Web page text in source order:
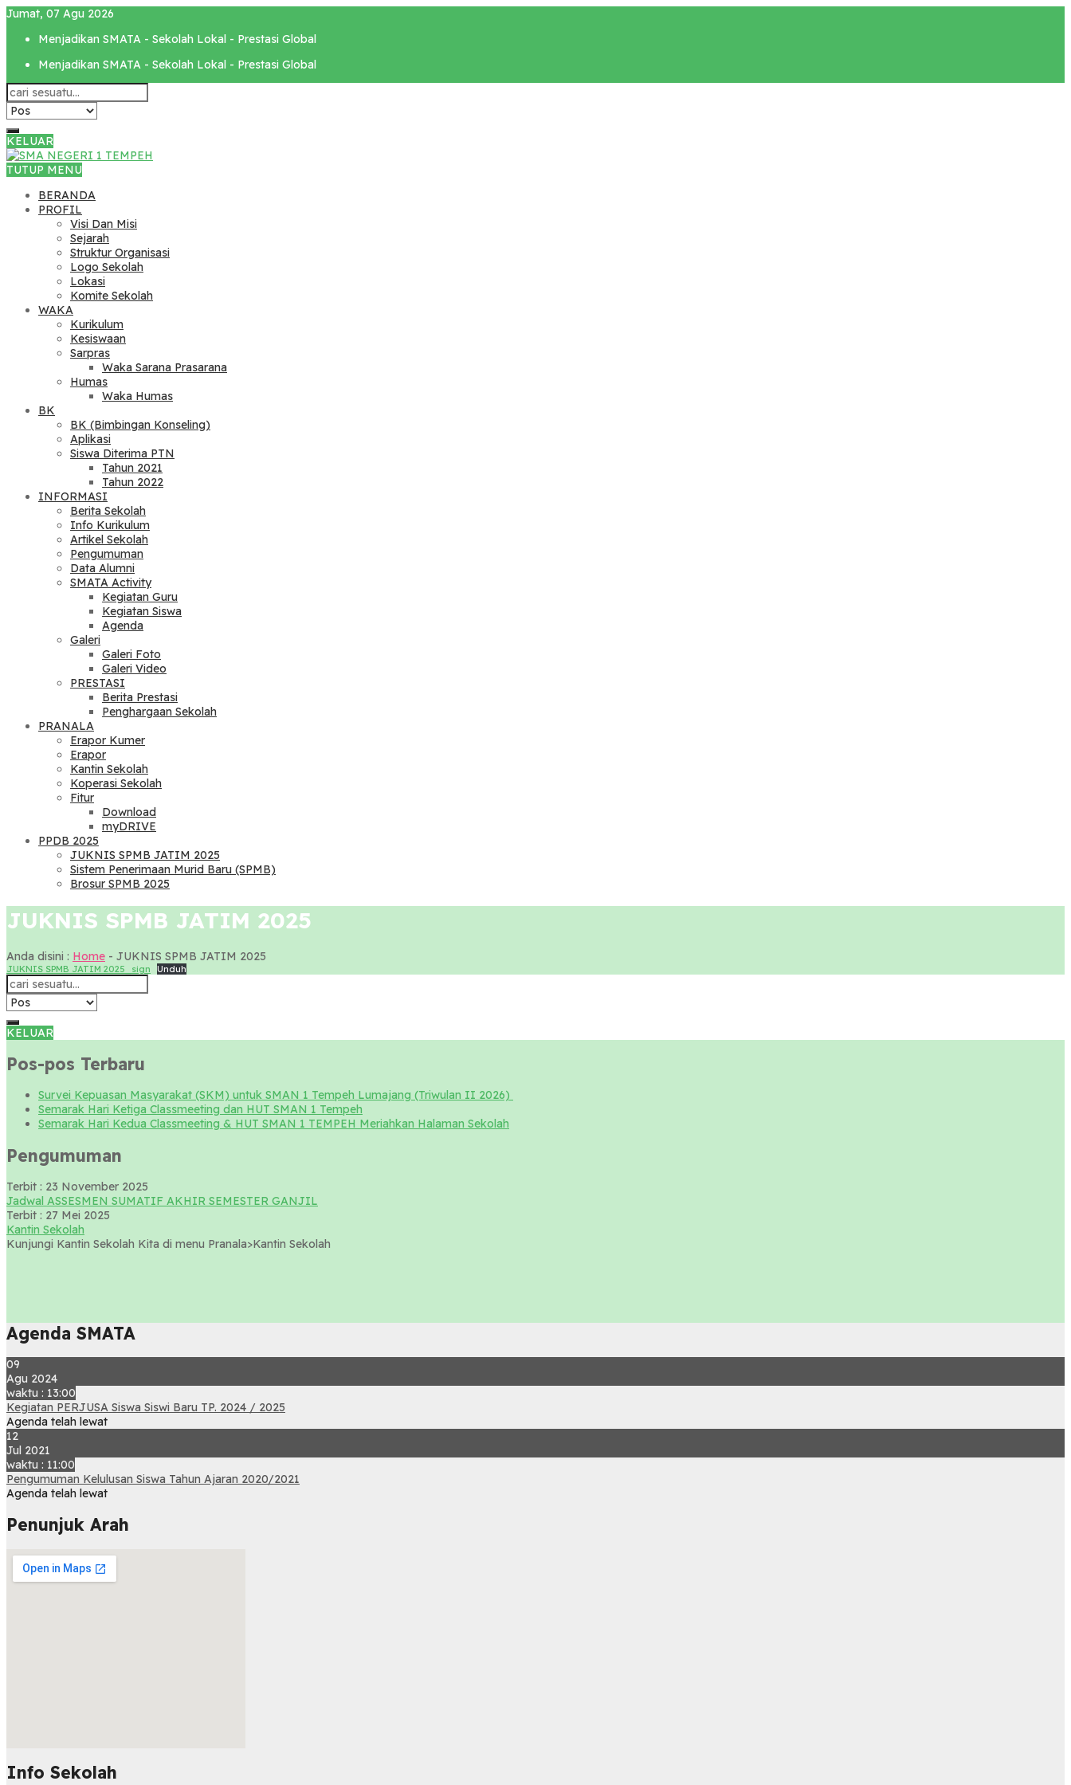
Jumat, 07 Agu 2026
Menjadikan SMATA - Sekolah Lokal - Prestasi Global
Menjadikan SMATA - Sekolah Lokal - Prestasi Global
KELUAR
TUTUP MENU
BERANDA
PROFIL
Visi Dan Misi
Sejarah
Struktur Organisasi
Logo Sekolah
Lokasi
Komite Sekolah
WAKA
Kurikulum
Kesiswaan
Sarpras
Waka Sarana Prasarana
Humas
Waka Humas
BK
BK (Bimbingan Konseling)
Aplikasi
Siswa Diterima PTN
Tahun 2021
Tahun 2022
INFORMASI
Berita Sekolah
Info Kurikulum
Artikel Sekolah
Pengumuman
Data Alumni
SMATA Activity
Kegiatan Guru
Kegiatan Siswa
Agenda
Galeri
Galeri Foto
Galeri Video
PRESTASI
Berita Prestasi
Penghargaan Sekolah
PRANALA
Erapor Kumer
Erapor
Kantin Sekolah
Koperasi Sekolah
Fitur
Download
myDRIVE
PPDB 2025
JUKNIS SPMB JATIM 2025
Sistem Penerimaan Murid Baru (SPMB)
Brosur SPMB 2025
JUKNIS SPMB JATIM 2025
Anda disini : Home - JUKNIS SPMB JATIM 2025
JUKNIS SPMB JATIM 2025_sign Unduh
KELUAR
Pos-pos Terbaru
Survei Kepuasan Masyarakat (SKM) untuk SMAN 1 Tempeh Lumajang (Triwulan II 2026)
Semarak Hari Ketiga Classmeeting dan HUT SMAN 1 Tempeh
Semarak Hari Kedua Classmeeting & HUT SMAN 1 TEMPEH Meriahkan Halaman Sekolah
Pengumuman
Terbit : 23 November 2025
Jadwal ASSESMEN SUMATIF AKHIR SEMESTER GANJIL
Terbit : 27 Mei 2025
Kantin Sekolah
Kunjungi Kantin Sekolah Kita di menu Pranala>Kantin Sekolah
Agenda SMATA
09
Agu 2024
waktu : 13:00
Kegiatan PERJUSA Siswa Siswi Baru TP. 2024 / 2025
Agenda telah lewat
12
Jul 2021
waktu : 11:00
Pengumuman Kelulusan Siswa Tahun Ajaran 2020/2021
Agenda telah lewat
Penunjuk Arah
Info Sekolah